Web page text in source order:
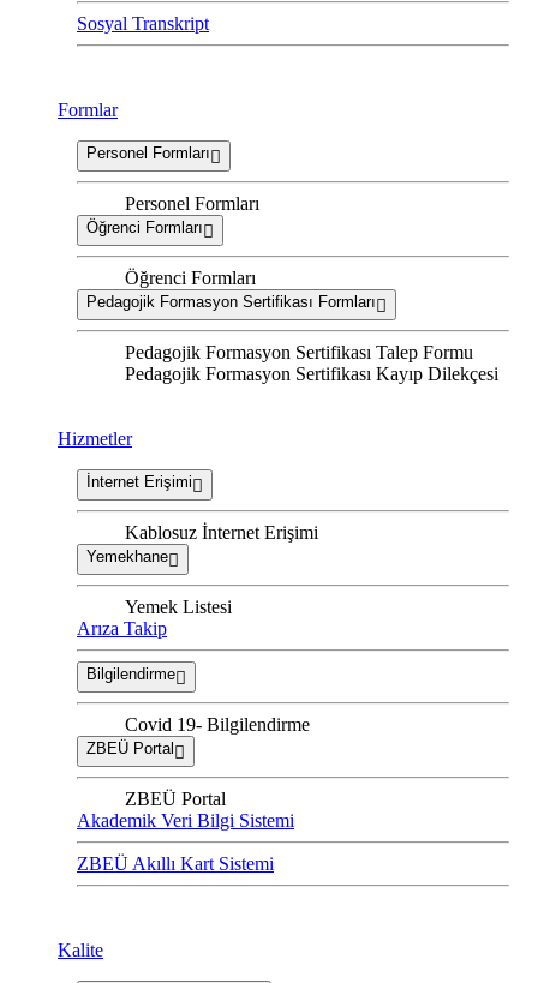
Sosyal Transkript
Formlar
Personel Formları
Personel Formları
Öğrenci Formları
Öğrenci Formları
Pedagojik Formasyon Sertifikası Formları
Pedagojik Formasyon Sertifikası Talep Formu
Pedagojik Formasyon Sertifikası Kayıp Dilekçesi
Hizmetler
İnternet Erişimi
Kablosuz İnternet Erişimi
Yemekhane
Yemek Listesi
Arıza Takip
Bilgilendirme
Covid 19- Bilgilendirme
ZBEÜ Portal
ZBEÜ Portal
Akademik Veri Bilgi Sistemi
ZBEÜ Akıllı Kart Sistemi
Kalite